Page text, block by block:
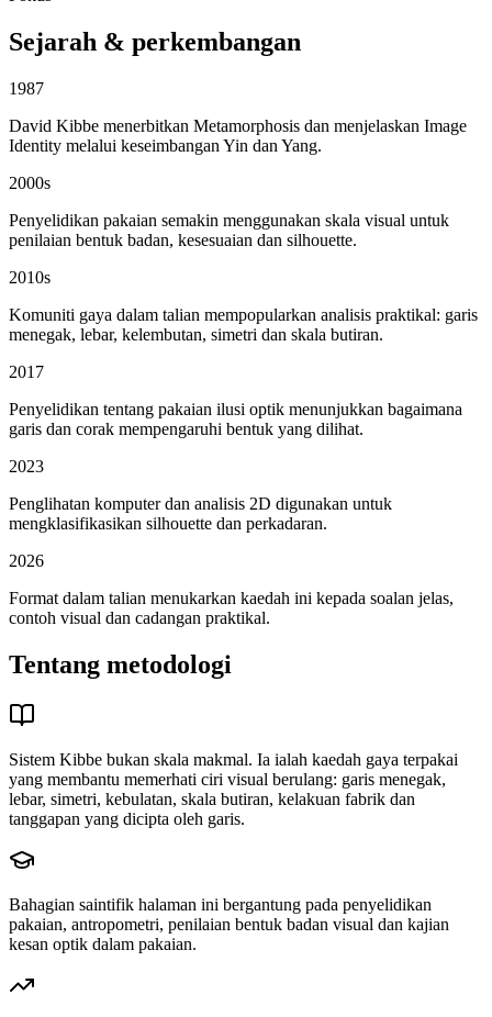
Sejarah & perkembangan
1987
David Kibbe menerbitkan Metamorphosis dan menjelaskan Image
Identity melalui keseimbangan Yin dan Yang.
2000s
Penyelidikan pakaian semakin menggunakan skala visual untuk
penilaian bentuk badan, kesesuaian dan silhouette.
2010s
Komuniti gaya dalam talian mempopularkan analisis praktikal: garis
menegak, lebar, kelembutan, simetri dan skala butiran.
2017
Penyelidikan tentang pakaian ilusi optik menunjukkan bagaimana
garis dan corak mempengaruhi bentuk yang dilihat.
2023
Penglihatan komputer dan analisis 2D digunakan untuk
mengklasifikasikan silhouette dan perkadaran.
2026
Format dalam talian menukarkan kaedah ini kepada soalan jelas,
contoh visual dan cadangan praktikal.
Tentang metodologi
Sistem Kibbe bukan skala makmal. Ia ialah kaedah gaya terpakai
yang membantu memerhati ciri visual berulang: garis menegak,
lebar, simetri, kebulatan, skala butiran, kelakuan fabrik dan
tanggapan yang dicipta oleh garis.
Bahagian saintifik halaman ini bergantung pada penyelidikan
pakaian, antropometri, penilaian bentuk badan visual dan kajian
kesan optik dalam pakaian.